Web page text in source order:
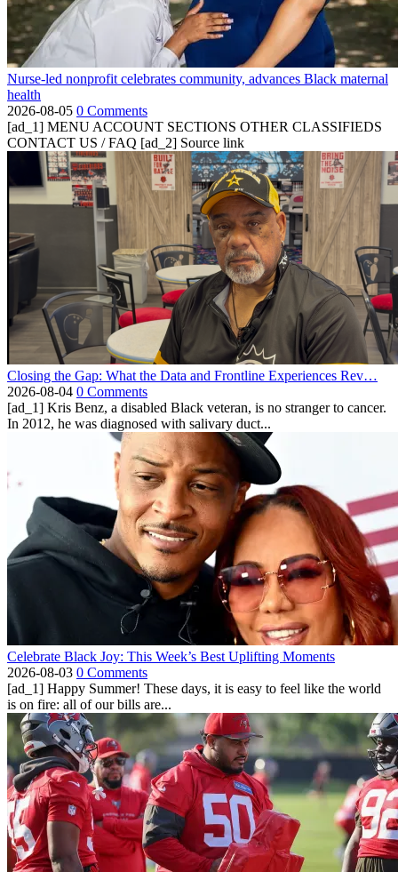
Nurse-led nonprofit celebrates community, advances Black maternal
health
2026-08-05 0 Comments
[ad_1] MENU ACCOUNT SECTIONS OTHER CLASSIFIEDS
CONTACT US / FAQ [ad_2] Source link
Closing the Gap: What the Data and Frontline Experiences Rev…
2026-08-04 0 Comments
[ad_1] Kris Benz, a disabled Black veteran, is no stranger to cancer.
In 2012, he was diagnosed with salivary duct...
Celebrate Black Joy: This Week’s Best Uplifting Moments
2026-08-03 0 Comments
[ad_1] Happy Summer! These days, it is easy to feel like the world
is on fire: all of our bills are...